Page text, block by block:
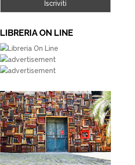
LIBRERIA ON LINE